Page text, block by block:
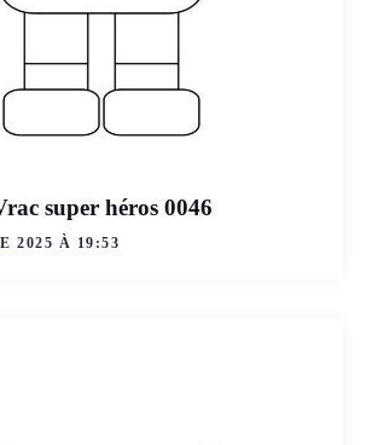
super héros 0046
2025 À 19:53